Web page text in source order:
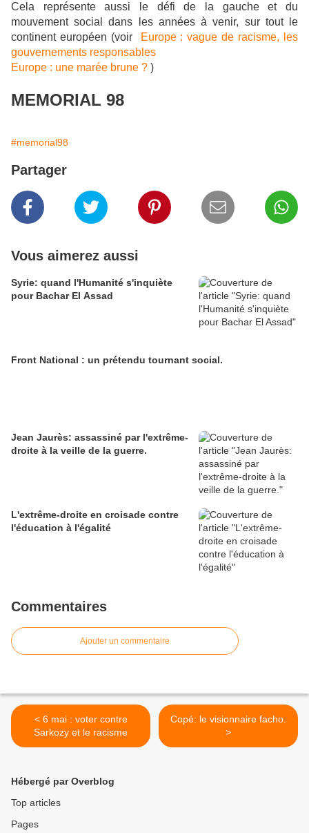
Cela représente aussi le défi de la gauche et du
mouvement social dans les années à venir, sur tout le
continent européen (voir
Europe : vague de racisme, les
gouvernements responsables
Europe : une marée brune ? )
MEMORIAL 98
#memorial98
Partager
Vous aimerez aussi
Syrie: quand l'Humanité s'inquiète
pour Bachar El Assad
Front National : un prétendu tournant social.
Jean Jaurès: assassiné par l'extrême-
droite à la veille de la guerre.
L'extrême-droite en croisade contre
l'éducation à l'égalité
Commentaires
Ajouter un commentaire
< 6 mai : voter contre
Sarkozy et le racisme
Copé: le visionnaire facho.
>
Hébergé par Overblog
Top articles
Pages